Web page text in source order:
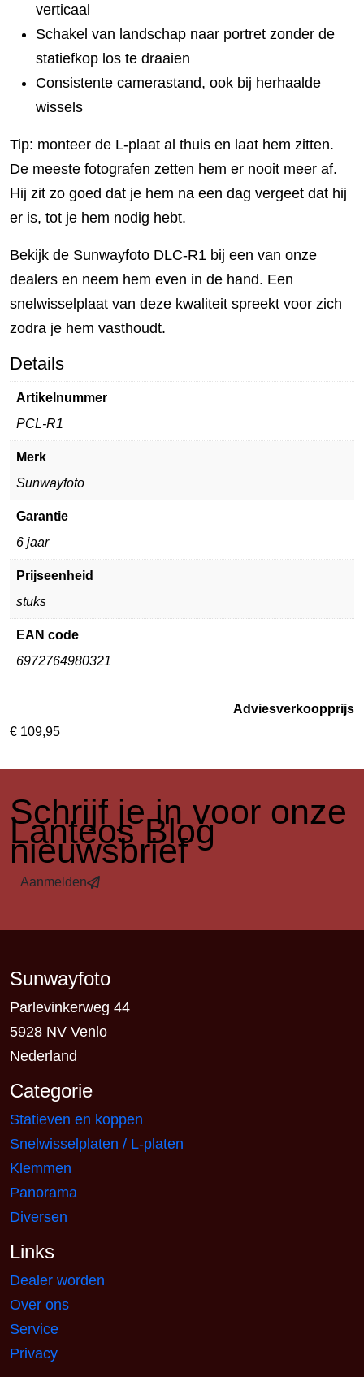
verticaal
Schakel van landschap naar portret zonder de
statiefkop los te draaien
Consistente camerastand, ook bij herhaalde
wissels
Tip: monteer de L-plaat al thuis en laat hem zitten.
De meeste fotografen zetten hem er nooit meer af.
Hij zit zo goed dat je hem na een dag vergeet dat hij
er is, tot je hem nodig hebt.
Bekijk de Sunwayfoto DLC-R1 bij een van onze
dealers en neem hem even in de hand. Een
snelwisselplaat van deze kwaliteit spreekt voor zich
zodra je hem vasthoudt.
Details
Artikelnummer
PCL-R1
Merk
Sunwayfoto
Garantie
6 jaar
Prijseenheid
stuks
EAN code
6972764980321
Adviesverkoopprijs
€ 109,95
​Schrijf je in voor onze
Lanteos Blog
nieuwsbrief
Aanmelden
Sunwayfoto
Parlevinkerweg 44
5928 NV Venlo
Nederland
Categorie
Statieven en koppen
Snelwisselplaten / L-platen
Klemmen
Panorama
Diversen
Links
Dealer worden
Over ons
Service
Privacy